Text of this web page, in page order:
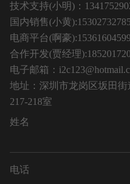
技术支持(小明)：
国内销售(小黄
电商平台(啊豪
合作开发(贾经理
电子邮箱：
地址：深圳市龙岗区坂田
217-218室
姓名
电话